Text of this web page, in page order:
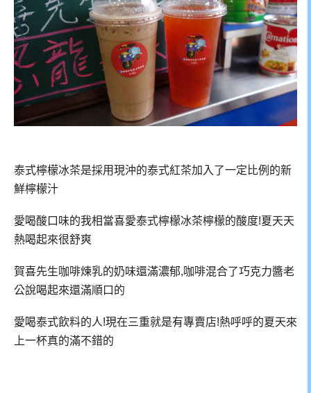
泰式檸檬冰茶是採用現沖的泰式紅茶加入了一定比例的新
鮮檸檬汁
愛喝酸口味的我相當喜愛泰式檸檬冰茶檸檬的酸度!夏天天
熱喝起來很舒爽
賀喜先生咖啡煉乳的奶味還滿濃郁,咖啡混合了巧克力醬老
公說喝起來還滿順口的
愛喝泰式飲料的人!現在三重就是有專賣店!熱呼呼的夏天來
上一杯真的滿不錯的